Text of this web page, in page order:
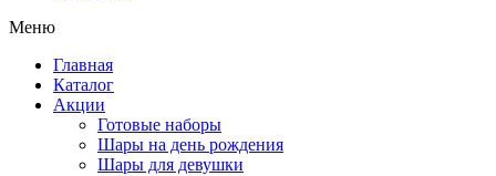
Меню
Главная
Каталог
Акции
Готовые наборы
Шары на день рождения
Шары для девушки